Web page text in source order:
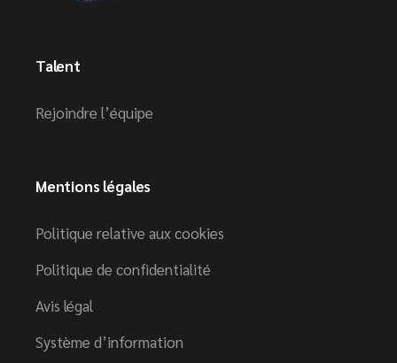
Talent
Rejoindre l’équipe
Mentions légales
Politique relative aux cookies
Politique de confidentialité
Avis légal
Système d’information